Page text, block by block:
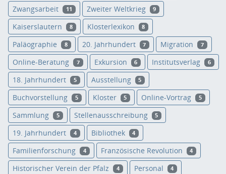
Zwangsarbeit 11 Zweiter Weltkrieg 9
Kaiserslautern 8 Klosterlexikon 8
Paläographie 8 20. Jahrhundert 7 Migration 7
Online-Beratung 7 Exkursion 6 Institutsverlag 6
18. Jahrhundert 5 Ausstellung 5
Buchvorstellung 5 Kloster 5 Online-Vortrag 5
Sammlung 5 Stellenausschreibung 5
19. Jahrhundert 4 Bibliothek 4
Familienforschung 4 Französische Revolution 4
Historischer Verein der Pfalz 4 Personal 4